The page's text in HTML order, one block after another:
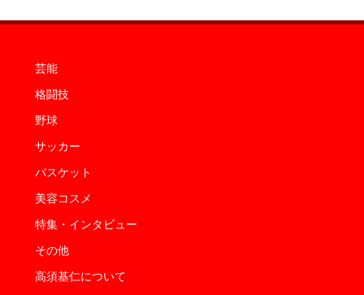
芸能
格闘技
野球
サッカー
バスケット
美容コスメ
特集・インタビュー
その他
高須基仁について